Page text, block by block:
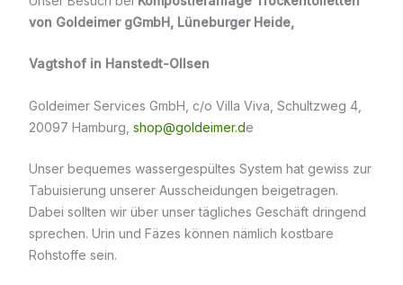
von Goldeimer gGmbH, Lüneburger Heide,
Vagtshof in Hanstedt-Ollsen
Goldeimer Services GmbH, c/o Villa Viva, Schultzweg 4,
20097 Hamburg, shop@goldeimer.de
Unser bequemes wassergespültes System hat gewiss zur
Tabuisierung unserer Ausscheidungen beigetragen.
Dabei sollten wir über unser tägliches Geschäft dringend
sprechen. Urin und Fäzes können nämlich kostbare
Rohstoffe sein.